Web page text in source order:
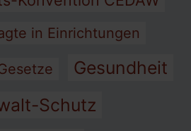
in Einrichtungen
Gesundheit
Schutz